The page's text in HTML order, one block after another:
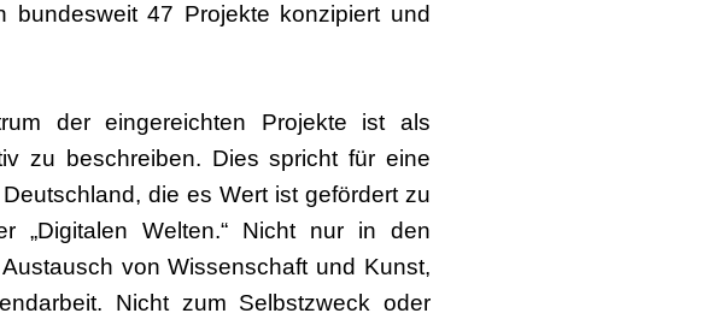
47 Projekte konzipiert und
der eingereichten Projekte ist als
zu beschreiben. Dies spricht für eine
die es Wert ist gefördert zu
„Digitalen Welten.“ Nicht nur in den
von Wissenschaft und Kunst,
Nicht zum Selbstzweck oder